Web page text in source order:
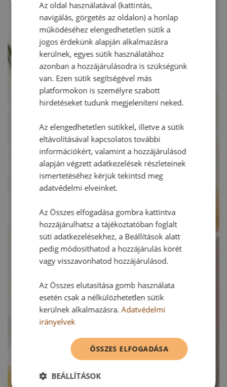
Az oldal használatával (kattintás,
navigálás, görgetés az oldalon) a honlap
működéséhez elengedhetetlen sütik a
jogos érdekünk alapján alkalmazásra
kerülnek, egyes sütik használatához
azonban a hozzájárulásodra is szükségünk
van. Ezen sütik segítségével más
platformokon is személyre szabott
hirdetéseket tudunk megjeleníteni neked.
Az elengedhetetlen sütikkel, illetve a sütik
eltávolításával kapcsolatos további
információkért, valamint a hozzájárulásod
alapján végzett adatkezelések részleteinek
ismertetéséhez kérjük tekintsd meg
adatvédelmi elveinket.
Az Összes elfogadása gombra kattintva
hozzájárulhatsz a tájékoztatóban foglalt
süti adatkezelésekhez, a Beállítások alatt
pedig módosíthatod a hozzájárulás körét
vagy visszavonhatod hozzájárulásod.
Az Összes elutasítása gomb használata
esetén csak a nélkülözhetetlen sütik
kerülnek alkalmazásra.Adatvédelmi
irányelvek
ÖSSZES ELFOGADÁSA
BEÁLLÍTÁSOK